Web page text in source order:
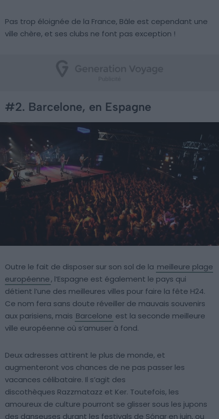
Pas trop éloignée de la France, Bâle est cependant une
ville chère, et ses clubs ne font pas exception !
#2. Barcelone, en Espagne
Outre le fait de disposer sur son sol de la meilleure plage
européenne, l’Espagne est également le pays qui
détient l’une des meilleures villes pour faire la fête H24.
Ce nom fera sans doute réveiller de mauvais souvenirs
aux parisiens, mais Barcelone est la seconde meilleure
ville européenne où s’amuser à fond.
Deux adresses attirent le plus de monde, et
augmenteront vos chances de ne pas passer les
vacances célibataire. Il s’agit des
discothèques Razzmatazz et Ker. Toutefois, les
amoureux de culture pourront se glisser sous les jupons
des danseuses durant les festivals de Sónar en juin, ou